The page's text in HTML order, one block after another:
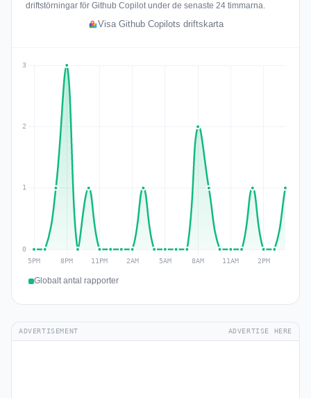
driftstörningar för Github Copilot under de senaste 24 timmarna.
Visa Github Copilots driftskarta
Globalt antal rapporter
ADVERTISEMENT ADVERTISE HERE